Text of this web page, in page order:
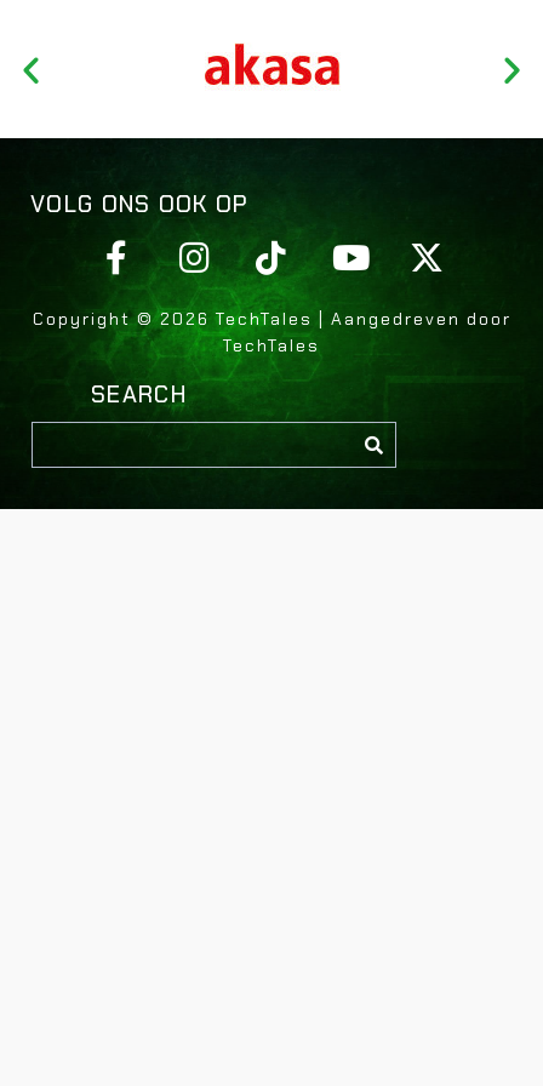
VOLG ONS OOK OP
Copyright © 2026 TechTales | Aangedreven door
TechTales
SEARCH